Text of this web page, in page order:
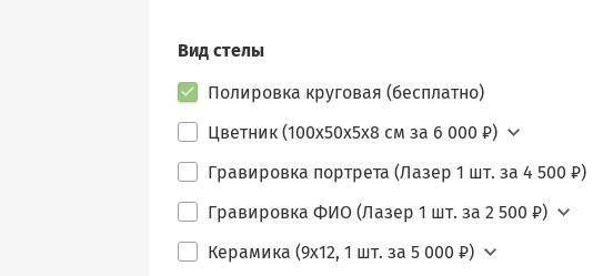
Вид стелы
Полировка круговая (бесплатно)
Цветник (100х50х5х8 см за 6 000 ₽)
Гравировка портрета (Лазер 1 шт. за 4 500 ₽)
Гравировка ФИО (Лазер 1 шт. за 2 500 ₽)
Керамика (9х12, 1 шт. за 5 000 ₽)